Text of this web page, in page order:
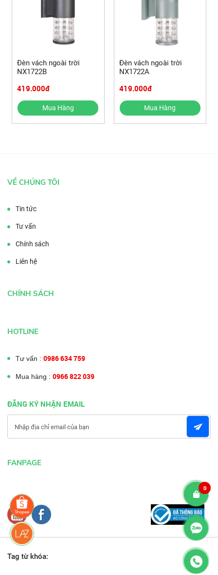
Đèn vách ngoài trời
NX1722B
419.000đ
Mua Hàng
Đèn vách ngoài trời
NX1722A
419.000đ
Mua Hàng
VỀ CHÚNG TÔI
Tin tức
Tư vấn
Chính sách
Liên hệ
CHÍNH SÁCH
HOTLINE
Tư vấn : 0986 634 759
Mua hàng : 0966 822 039
ĐĂNG KÝ NHẬN EMAIL
FANPAGE
Tag từ khóa:
0